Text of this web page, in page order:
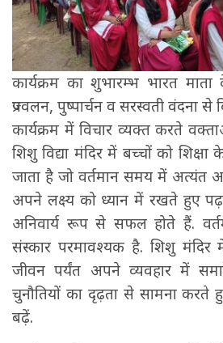
कार्यक्रम का शुभारम्भ भारत
प्रज्वलन, पुष्पार्चन व सरस्वती वंदना से
कार्यक्रम में विचार व्यक्त करते
शिशु विद्या मंदिर में बच्चों को
जाता है जो वर्तमान समय में अत्यंत
अपने लक्ष्य को ध्यान में रखते हुए
अनिवार्य रूप से सफल होते हैं.
संस्कार परमावश्यक है. शिशु मंदिर
जीवन पर्यंत अपने व्यवहार में
चुनौतियों का दृढ़ता से सामना
बढ़ें.